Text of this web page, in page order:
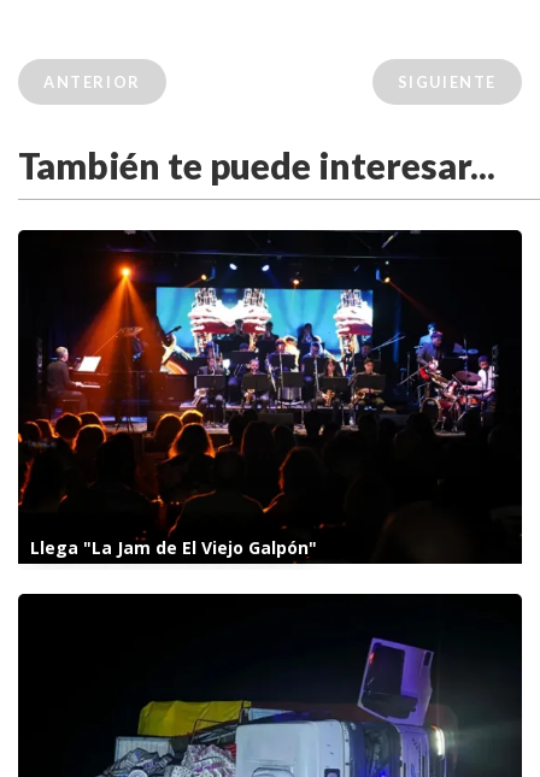
ANTERIOR SIGUIENTE
También te puede interesar...
Llega "La Jam de El Viejo Galpón"